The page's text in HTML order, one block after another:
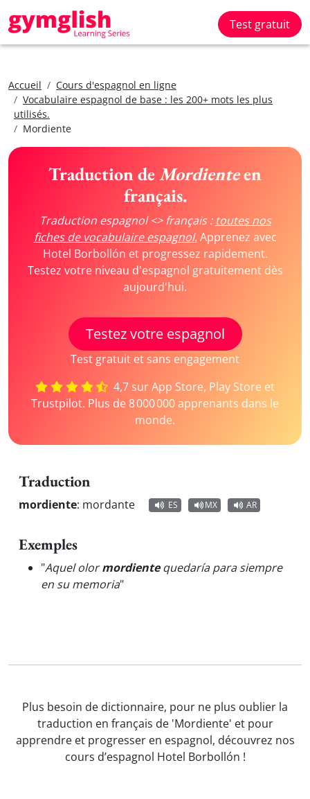
Test gratuit
Accueil
Cours d'espagnol en ligne
Vocabulaire espagnol de base : les 200+ mots les plus
utilisés.
Mordiente
Traduction deMordienteen
français.
Traduction espagnol <> français : toutes nos
fiches de vocabulaire espagnol.Apprenez avec
Hotel Borbollón et progressez rapidement.
Testez votre niveau d'espagnol gratuitement dès
aujourd'hui.
Testez votre espagnol
Test gratuit et sans engagement
4,7 sur App Store, Play Store et
Trustpilot. Plus de 8 000 000 apprenants dans le
monde.
Traduction
mordiente: mordante ES MX AR
Exemples
"Aquel olormordientequedaría para siempre
en su memoria"
Plus besoin de dictionnaire, pour ne plus oublier la
traduction en français de 'Mordiente' et pour
apprendre et progresser en espagnol, découvrez nos
cours d’espagnol Hotel Borbollón !